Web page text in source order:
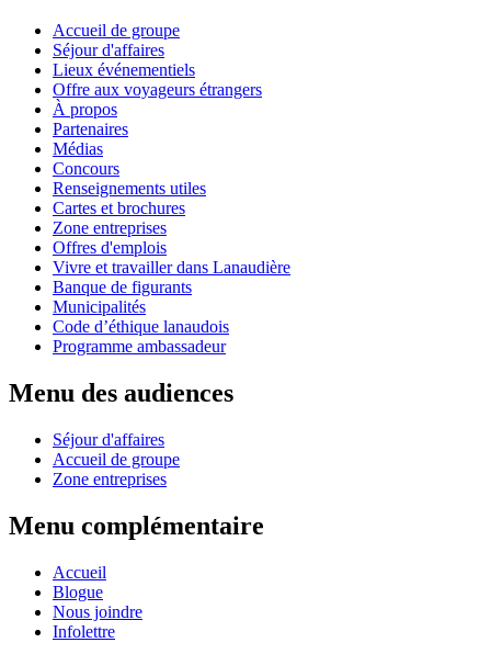
Accueil de groupe
Séjour d'affaires
Lieux événementiels
Offre aux voyageurs étrangers
À propos
Partenaires
Médias
Concours
Renseignements utiles
Cartes et brochures
Zone entreprises
Offres d'emplois
Vivre et travailler dans Lanaudière
Banque de figurants
Municipalités
Code d’éthique lanaudois
Programme ambassadeur
Menu des audiences
Séjour d'affaires
Accueil de groupe
Zone entreprises
Menu complémentaire
Accueil
Blogue
Nous joindre
Infolettre